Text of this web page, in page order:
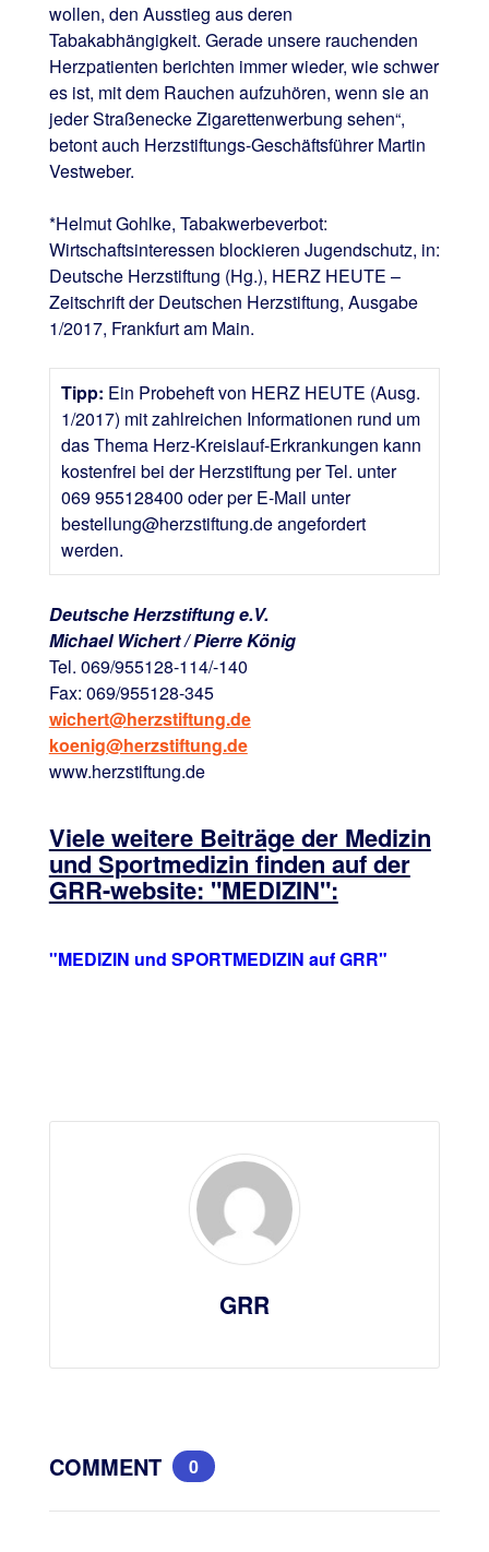
wollen, den Ausstieg aus deren
Tabakabhängigkeit. Gerade unsere rauchenden
Herzpatienten berichten immer wieder, wie schwer
es ist, mit dem Rauchen aufzuhören, wenn sie an
jeder Straßenecke Zigarettenwerbung sehen“,
betont auch Herzstiftungs-Geschäftsführer Martin
Vestweber.
*Helmut Gohlke, Tabakwerbeverbot:
Wirtschaftsinteressen blockieren Jugendschutz, in:
Deutsche Herzstiftung (Hg.), HERZ HEUTE –
Zeitschrift der Deutschen Herzstiftung, Ausgabe
1/2017, Frankfurt am Main.
Tipp: Ein Probeheft von HERZ HEUTE (Ausg.
1/2017) mit zahlreichen Informationen rund um
das Thema Herz-Kreislauf-Erkrankungen kann
kostenfrei bei der Herzstiftung per Tel. unter
069 955128400 oder per E-Mail unter
bestellung@herzstiftung.de angefordert
werden.
Deutsche Herzstiftung e.V.
Michael Wichert / Pierre König
Tel. 069/955128-114/-140
Fax: 069/955128-345
wichert@herzstiftung.de
koenig@herzstiftung.de
www.herzstiftung.de
Viele weitere Beiträge der Medizin
und Sportmedizin finden auf der
GRR-website: "MEDIZIN":
"MEDIZIN und SPORTMEDIZIN auf GRR"
GRR
COMMENT 0